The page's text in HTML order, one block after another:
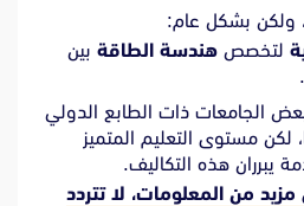
ولكن بشكل عام:
لتخصص هندسة الطاقة بين
.
الجامعات ذات الطابع الدولي
، لكن مستوى التعليم المتميز
يبرران هذه التكاليف.
من المعلومات، لا تتردد